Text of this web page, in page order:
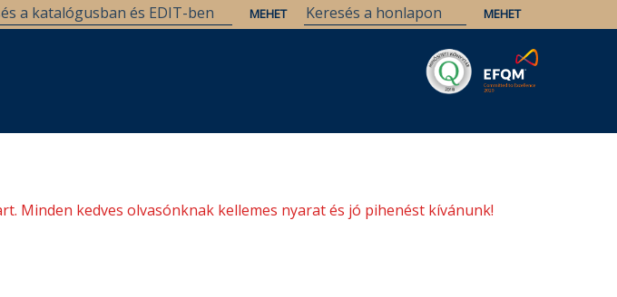
Minden kedves olvasónknak kellemes nyarat és jó pihenést kívánunk!